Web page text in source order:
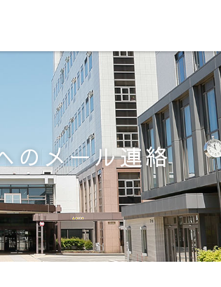
のメール連絡